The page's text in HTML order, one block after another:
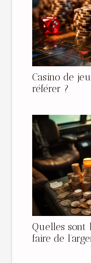
Casino de
référer ?
Quelles sont
faire de